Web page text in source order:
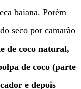
baiana. Porém
seco por camarão
de coco natural,
de coco (parte
e depois